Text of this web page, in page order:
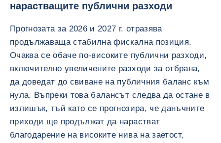
нарастващите публични разходи
Прогнозата за 2026 и 2027 г. отразява
продължаваща стабилна фискална позиция.
Очаква се обаче по-високите публични разходи,
включително увеличените разходи за отбрана,
да доведат до свиване на публичния баланс към
нула. Въпреки това балансът следва да остане в
излишък, тъй като се прогнозира, че данъчните
приходи ще продължат да нарастват
благодарение на високите нива на заетост,